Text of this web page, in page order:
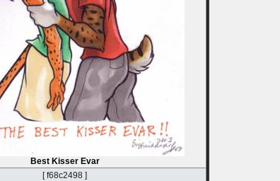
Best Kisser Evar
[ f68c2498 ]